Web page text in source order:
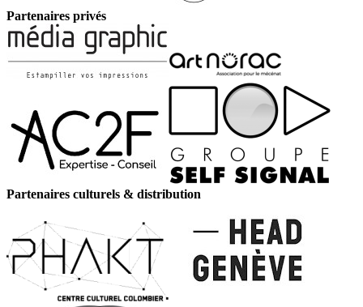
Partenaires privés
Partenaires culturels & distribution